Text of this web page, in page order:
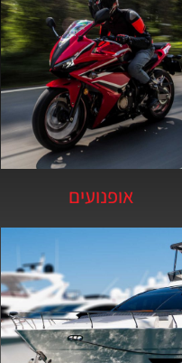
אופנועים